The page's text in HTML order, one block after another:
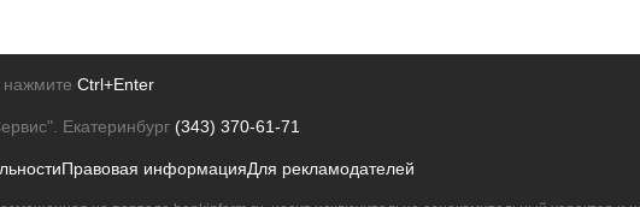
Ctrl+Enter
Екатеринбург (343) 370-61-71
Правовая информацияДля рекламодателей